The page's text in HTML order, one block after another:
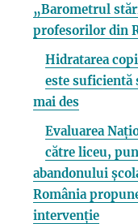
„Barometrul
profesorilor din
Hidratarea
este suficientă
mai des
Evaluarea
către liceu,
abandonului
România
intervenție